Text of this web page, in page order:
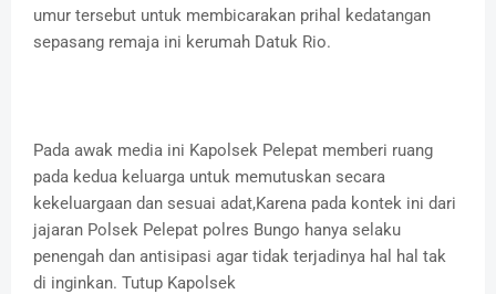
umur tersebut untuk membicarakan prihal kedatangan
sepasang remaja ini kerumah Datuk Rio.
Pada awak media ini Kapolsek Pelepat memberi ruang
pada kedua keluarga untuk memutuskan secara
kekeluargaan dan sesuai adat,Karena pada kontek ini dari
jajaran Polsek Pelepat polres Bungo hanya selaku
penengah dan antisipasi agar tidak terjadinya hal hal tak
di inginkan. Tutup Kapolsek